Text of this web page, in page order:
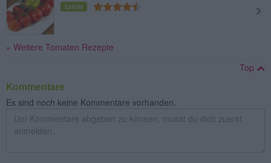
Leicht
» Weitere Tomaten Rezepte
Top
Kommentare
Es sind noch keine Kommentare vorhanden.